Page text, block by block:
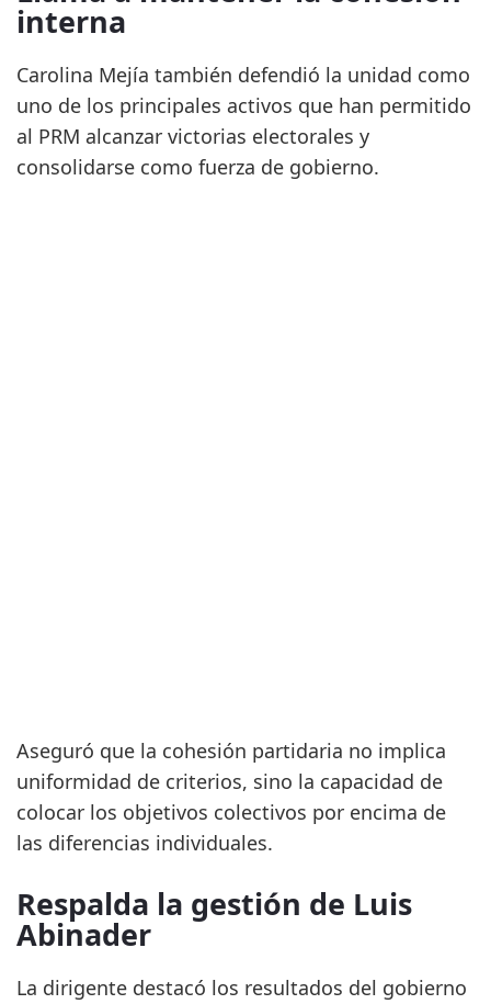
interna
Carolina Mejía también defendió la unidad como
uno de los principales activos que han permitido
al PRM alcanzar victorias electorales y
consolidarse como fuerza de gobierno.
Aseguró que la cohesión partidaria no implica
uniformidad de criterios, sino la capacidad de
colocar los objetivos colectivos por encima de
las diferencias individuales.
Respalda la gestión de Luis
Abinader
La dirigente destacó los resultados del gobierno